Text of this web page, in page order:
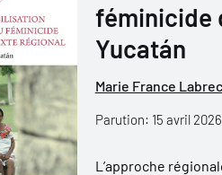
féminicide
Yucatán
Marie France
Parution: 15 avril 2026
L’approche